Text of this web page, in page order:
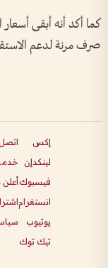
كما أكد أنه أبقى
صرف مرنة لدعم
إكس
لينكدإن
فيسبوك
انستغرام
يوتيوب
تيك توك
اتصل
أعلن